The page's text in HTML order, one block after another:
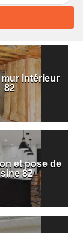
intérieur
82
et pose de
82